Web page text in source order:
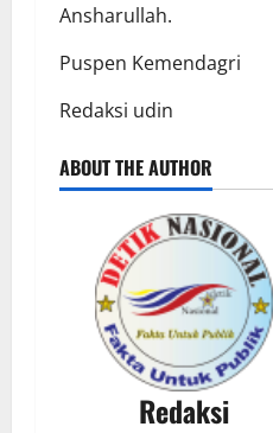
Ansharullah.
Puspen Kemendagri
Redaksi udin
ABOUT THE AUTHOR
Redaksi